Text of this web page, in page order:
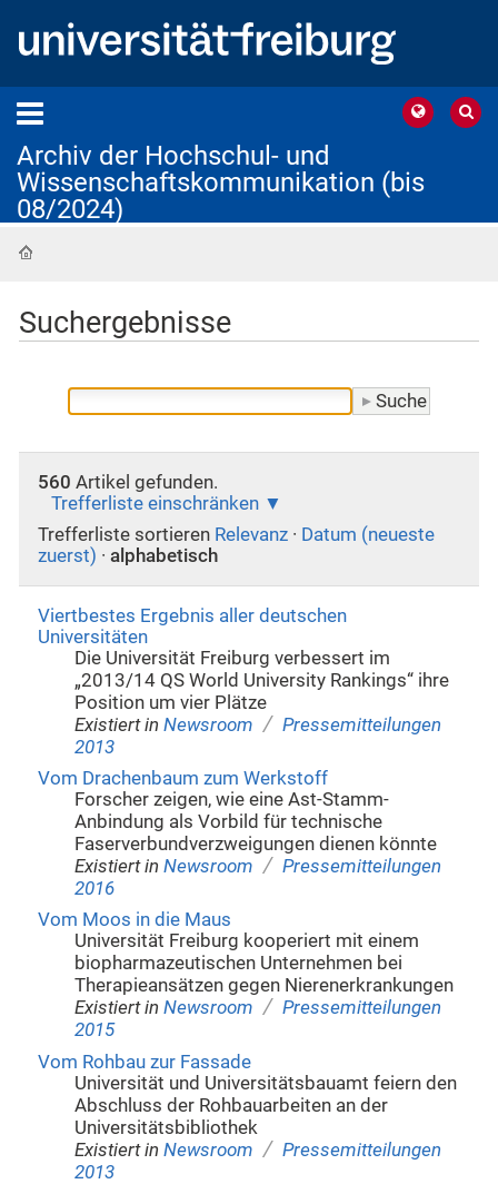
Archiv der Hochschul- und
Wissenschaftskommunikation (bis
08/2024)
Suchergebnisse
560 Artikel gefunden.
Trefferliste einschränken
Trefferliste sortieren Relevanz · Datum (neueste
zuerst) · alphabetisch
Viertbestes Ergebnis aller deutschen
Universitäten
Die Universität Freiburg verbessert im
„2013/14 QS World University Rankings“ ihre
Position um vier Plätze
Existiert in Newsroom / Pressemitteilungen
2013
Vom Drachenbaum zum Werkstoff
Forscher zeigen, wie eine Ast-Stamm-
Anbindung als Vorbild für technische
Faserverbundverzweigungen dienen könnte
Existiert in Newsroom / Pressemitteilungen
2016
Vom Moos in die Maus
Universität Freiburg kooperiert mit einem
biopharmazeutischen Unternehmen bei
Therapieansätzen gegen Nierenerkrankungen
Existiert in Newsroom / Pressemitteilungen
2015
Vom Rohbau zur Fassade
Universität und Universitätsbauamt feiern den
Abschluss der Rohbauarbeiten an der
Universitätsbibliothek
Existiert in Newsroom / Pressemitteilungen
2013